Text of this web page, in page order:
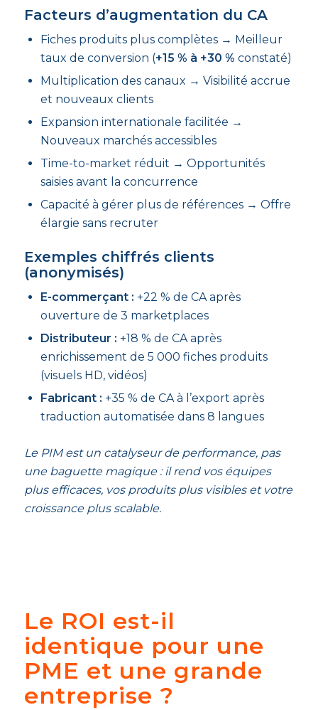
Facteurs d’augmentation du CA
Fiches produits plus complètes → Meilleur
taux de conversion (+15 % à +30 % constaté)
Multiplication des canaux → Visibilité accrue
et nouveaux clients
Expansion internationale facilitée →
Nouveaux marchés accessibles
Time-to-market réduit → Opportunités
saisies avant la concurrence
Capacité à gérer plus de références → Offre
élargie sans recruter
Exemples chiffrés clients
(anonymisés)
E-commerçant : +22 % de CA après
ouverture de 3 marketplaces
Distributeur : +18 % de CA après
enrichissement de 5 000 fiches produits
(visuels HD, vidéos)
Fabricant : +35 % de CA à l’export après
traduction automatisée dans 8 langues
Le PIM est un catalyseur de performance, pas
une baguette magique : il rend vos équipes
plus efficaces, vos produits plus visibles et votre
croissance plus scalable.
Le ROI est-il
identique pour une
PME et une grande
entreprise ?